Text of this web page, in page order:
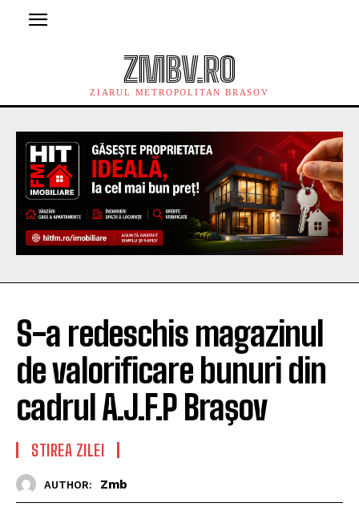
ZMBV.RO
ZIARUL METROPOLITAN BRASOV
S-a redeschis magazinul
de valorificare bunuri din
cadrul A.J.F.P Braşov
STIREA ZILEI
AUTHOR: Zmb